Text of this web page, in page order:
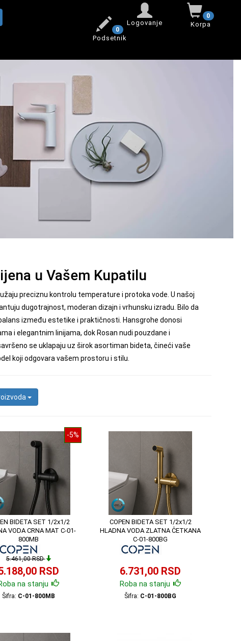
0
Korpa
Logovanje
0
Podsetnik
u Vašem Kupatilu
preciznu kontrolu temperature i protoka vode. U našoj
dugotrajnost, moderan dizajn i vrhunsku izradu. Bilo da
između estetike i praktičnosti. Hansgrohe donosi
i elegantnim linijama, dok Rosan nudi pouzdane i
se uklapaju uz širok asortiman bideta, čineći vaše
koji odgovara vašem prostoru i stilu.
-5%
BIDETA SET 1/2x1/2
VODA CRNA MAT C-01-
800MB
5.461,00 RSD
RSD
na stanju
Šifra: C-01-800MB
COPEN BIDETA SET 1/2x1/2
HLADNA VODA ZLATNA ČETKANA
C-01-800BG
6.731,00 RSD
Roba na stanju
Šifra: C-01-800BG